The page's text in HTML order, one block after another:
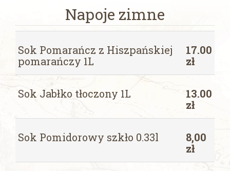
Napoje zimne
Sok Pomarańcz z Hiszpańskiej
pomarańczy 1L
17.00
zł
Sok Jabłko tłoczony 1L
13.00
zł
Sok Pomidorowy szkło 0.33l
8,00
zł